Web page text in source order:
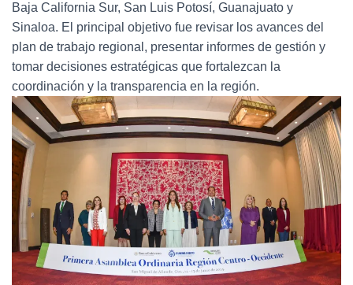
Baja California Sur, San Luis Potosí, Guanajuato y
Sinaloa. El principal objetivo fue revisar los avances del
plan de trabajo regional, presentar informes de gestión y
tomar decisiones estratégicas que fortalezcan la
coordinación y la transparencia en la región.